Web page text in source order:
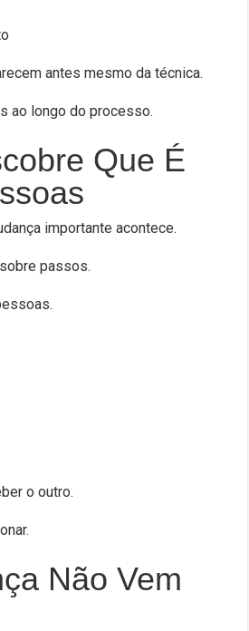
antes mesmo da técnica.
ao longo do processo.
Que É
importante acontece.
passos.
o outro.
Não Vem